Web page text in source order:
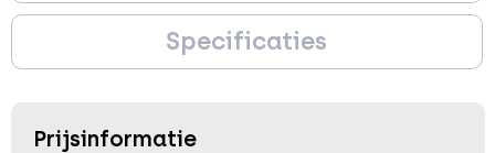
Specificaties
Prijsinformatie